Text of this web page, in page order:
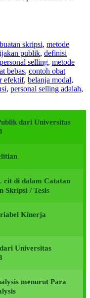
skripsi, metode
publik, definisi
selling, metode
bebas, contoh obat
efektif, belanja modal,
, personal selling adalah,
dari Universitas
cit di dalam Catatan
Skripsi / Tesis
Kinerja
Universitas
menurut Para